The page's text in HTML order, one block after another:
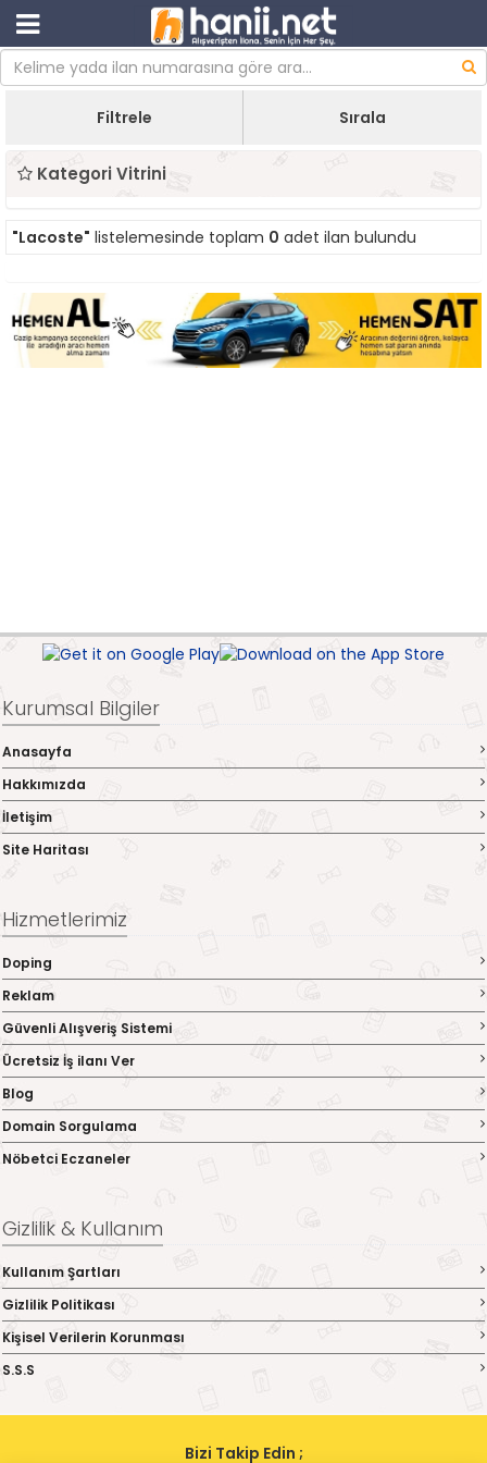
Filtrele Sırala
Kategori Vitrini
"Lacoste" listelemesinde toplam 0 adet ilan bulundu
Kurumsal Bilgiler
Anasayfa
Hakkımızda
İletişim
Site Haritası
Hizmetlerimiz
Doping
Reklam
Güvenli Alışveriş Sistemi
Ücretsiz İş ilanı Ver
Blog
Domain Sorgulama
Nöbetci Eczaneler
Gizlilik & Kullanım
Kullanım Şartları
Gizlilik Politikası
Kişisel Verilerin Korunması
S.S.S
Bizi Takip Edin ;